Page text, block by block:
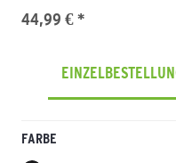
44,99 € *
FARBE